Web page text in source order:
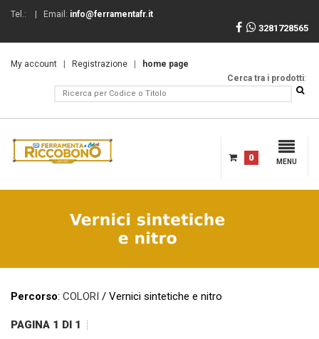
Tel.: | Email: info@ferramentafr.it
3281728565
My account Registrazione
home page
Cerca tra i prodotti:
MENU
0
Percorso: COLORI / Vernici sintetiche e nitro
PAGINA 1 DI 1